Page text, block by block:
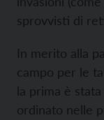
sprovvisti di
In merito alla
campo per le
la prima è
ordinato nelle